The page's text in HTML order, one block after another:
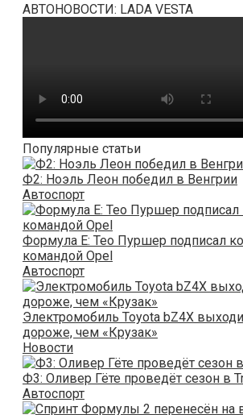
АВТОНОВОСТИ: LADA VESTA
Популярные статьи
Ф2: Ноэль Леон победил в Венгрии
Автоспорт
Формула E: Тео Пуршер подписал
командой Opel
Автоспорт
Электромобиль Toyota bZ4X
дороже, чем «Крузак»
Новости
Ф3: Оливер Гёте проведёт сезон в
Автоспорт